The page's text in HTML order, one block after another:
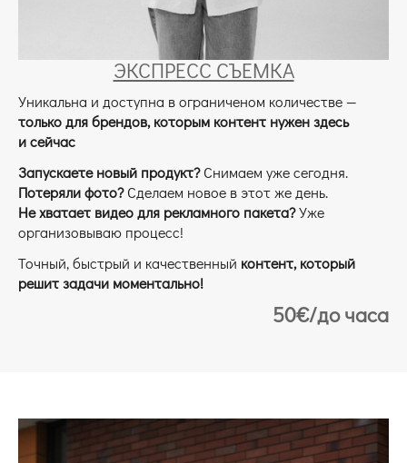
ЭКСПРЕСС СЪЕМКА
Уникальна и доступна в ограниченом количестве —
только для брендов, которым контент нужен здесь
и сейчас
Запускаете новый продукт?Снимаем уже сегодня.
Потеряли фото?Сделаем новое в этот же день.
Не хватает видео для рекламного пакета?Уже
организовываю процесс!
Точный, быстрый и качественный контент, который
решит задачи моментально!
50€/до часа